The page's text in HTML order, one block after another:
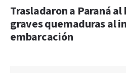
Trasladaron a Paraná
graves quemaduras al
embarcación